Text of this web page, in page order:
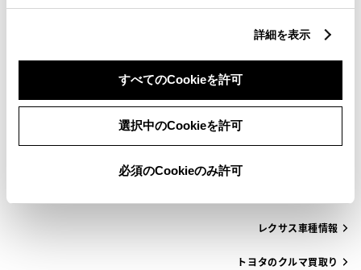
詳細を表示
すべてのCookieを許可
選択中のCookieを許可
必須のCookieのみ許可
メーカーから探す
レクサス車種情報
トヨタのクルマ買取り